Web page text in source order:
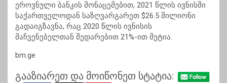
ეროვნული ბანკის მონაცემებით, 2021 წლის ივნისში
საქართველოდან საზღვარგარეთ $26.5 მილიონი
გადაიგზავნა, რაც 2020 წლის ივნისის
მაჩვენებელთან შედარებით 21%-ით მეტია.
bm.ge
გააზიარეთ და მოიწონეთ სტატია: